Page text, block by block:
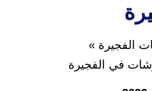
الفجيرة
في الفجيرة